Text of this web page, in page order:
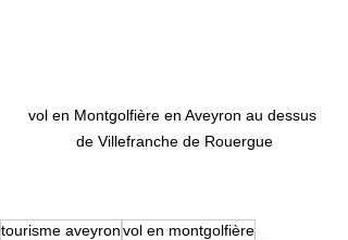
vol en Montgolfière en Aveyron au dessus
de Villefranche de Rouergue
tourisme aveyronvol en montgolfière